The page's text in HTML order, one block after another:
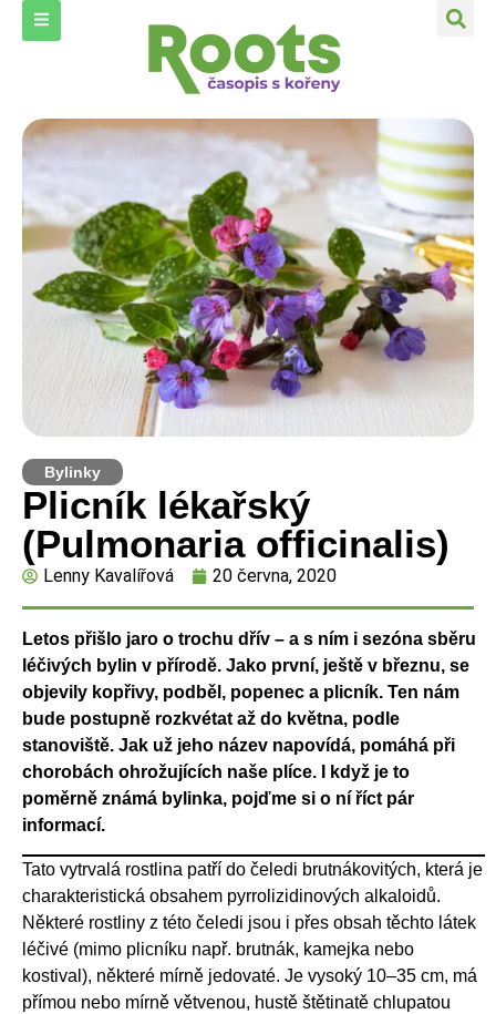
Bylinky
Plicník lékařský
(Pulmonaria officinalis)
Lenny Kavalířová 20 června, 2020
Letos přišlo jaro o trochu dřív – a s ním i sezóna sběru
léčivých bylin v přírodě. Jako první, ještě v březnu, se
objevily kopřivy, podběl, popenec a plicník. Ten nám
bude postupně rozkvétat až do května, podle
stanoviště. Jak už jeho název napovídá, pomáhá při
chorobách ohrožujících naše plíce. I když je to
poměrně známá bylinka, pojďme si o ní říct pár
informací.
Tato vytrvalá rostlina patří do čeledi brutnákovitých, která je
charakteristická obsahem pyrrolizidinových alkaloidů.
Některé rostliny z této čeledi jsou i přes obsah těchto látek
léčivé (mimo plicníku např. brutnák, kamejka nebo
kostival), některé mírně jedovaté. Je vysoký 10–35 cm, má
přímou nebo mírně větvenou, hustě štětinatě chlupatou